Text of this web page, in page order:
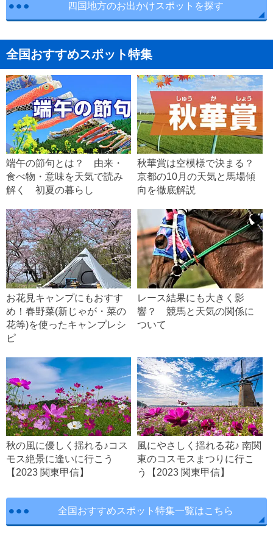
四国地方のお出かけスポットを探す
全国おすすめスポット特集
端午の節句とは？ 由来・
食べ物・意味を天気で読み
解く 初夏の暮らし
秋華賞は空模様で決まる？
京都の10月の天気と馬場傾
向を徹底解説
お花見キャンプにもおすす
め！春野菜(新じゃが・菜の
花等)を使ったキャンプレシ
ピ
レース結果にも大きく影
響？ 競馬と天気の関係に
ついて
秋の風に優しく揺れる♪コス
モス絶景に逢いに行こう
【2023 関東甲信】
風にやさしく揺れる花♪ 南関
東のコスモスまつりに行こ
う【2023 関東甲信】
全国おすすめスポット特集一覧はこちら